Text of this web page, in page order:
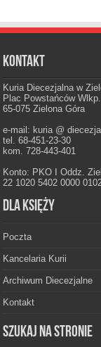
Kontakt
Kuria Diecezjalna w
Plac Powstańców
65-075 Zielona Góra
e-mail: kuria @
tel. 68-451-23-30
kom. 728-443-401
Konto: PKO I Oddz.
22 1020 5402 0000
Dla księży
Poczta
Kancelaria Kurii
Archiwum Diecezjalne
Kontakt
Szukaj na stronie